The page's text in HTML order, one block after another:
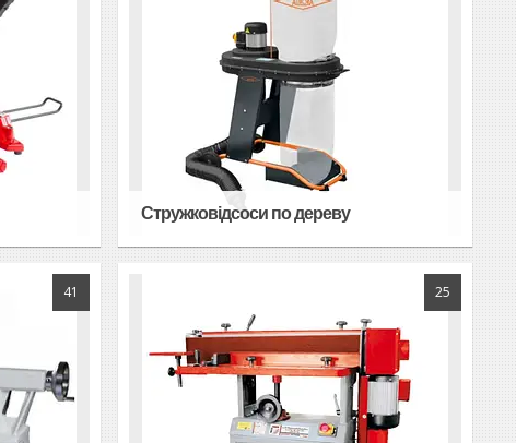
Стружковідсоси по дереву
41 25